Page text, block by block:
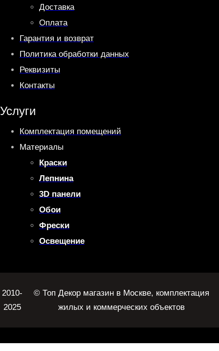
Доставка
Оплата
Гарантия и возврат
Политика обработки данных
Реквизиты
Контакты
Услуги
Комплектация помещений
Материалы
Краски
Лепнина
3D панели
Обои
Фрески
Освещение
2010-
2025
© Топ Декор магазин в Москве, комплектация
жилых и коммерческих объектов